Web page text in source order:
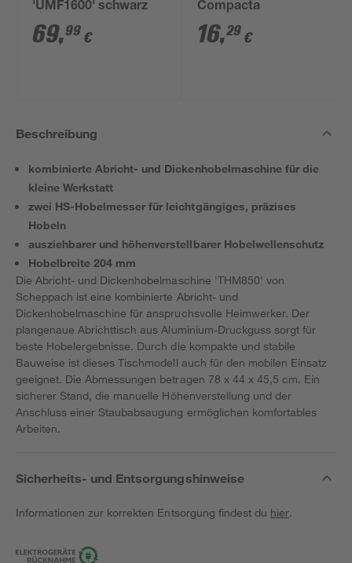
'UMF1600' schwarz
69,99 €
Compacta
16,29 €
Beschreibung
kombinierte Abricht- und Dickenhobelmaschine für die
kleine Werkstatt
zwei HS-Hobelmesser für leichtgängiges, präzises
Hobeln
ausziehbarer und höhenverstellbarer Hobelwellenschutz
Hobelbreite 204 mm
Die Abricht- und Dickenhobelmaschine 'THM850' von
Scheppach ist eine kombinierte Abricht- und
Dickenhobelmaschine für anspruchsvolle Heimwerker. Der
plangenaue Abrichttisch aus Aluminium-Druckguss sorgt für
beste Hobelergebnisse. Durch die kompakte und stabile
Bauweise ist dieses Tischmodell auch für den mobilen Einsatz
geeignet. Die Abmessungen betragen 78 x 44 x 45,5 cm. Ein
sicherer Stand, die manuelle Höhenverstellung und der
Anschluss einer Staubabsaugung ermöglichen komfortables
Arbeiten.
Sicherheits- und Entsorgungshinweise
Informationen zur korrekten Entsorgung findest du hier.